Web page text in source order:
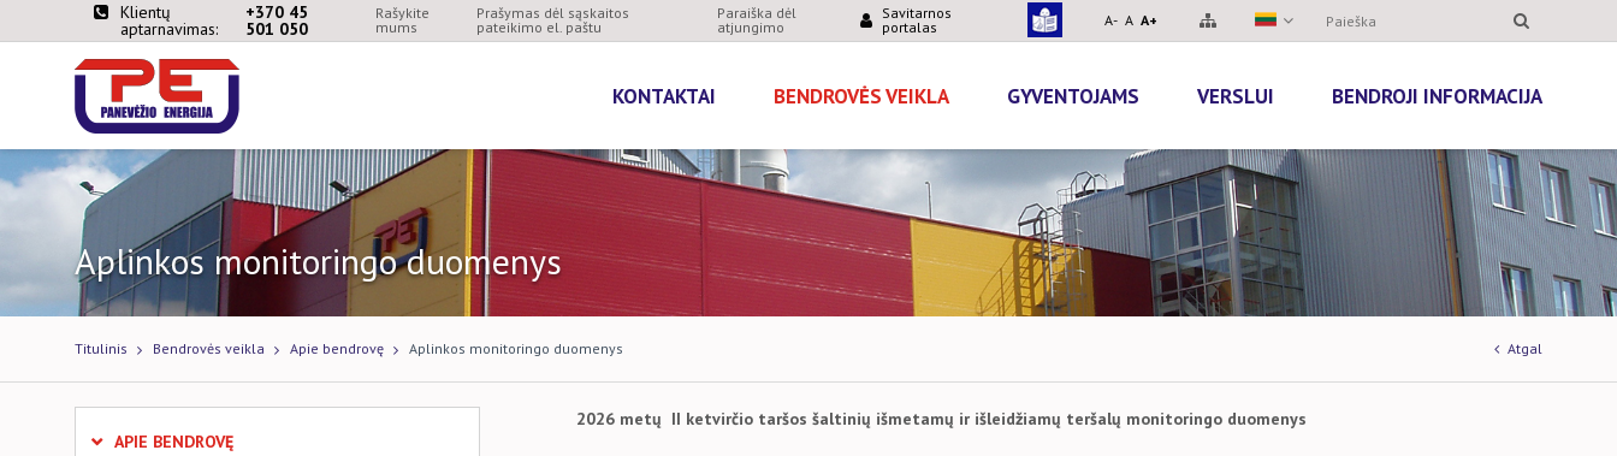
Klientų
aptarnavimas:
+370 45
501 050
Rašykite
mums
Prašymas dėl sąskaitos
pateikimo el. paštu
Paraiška dėl
atjungimo
Savitarnos
portalas
A- A A+
KONTAKTAI BENDROVĖS VEIKLA GYVENTOJAMS VERSLUI BENDROJI INFORMACIJA
Aplinkos monitoringo duomenys
Titulinis Bendrovės veikla Apie bendrovę Aplinkos monitoringo duomenys Atgal
APIE BENDROVĘ
2026 metų II ketvirčio taršos šaltinių išmetamų ir išleidžiamų teršalų monitoringo duomenys